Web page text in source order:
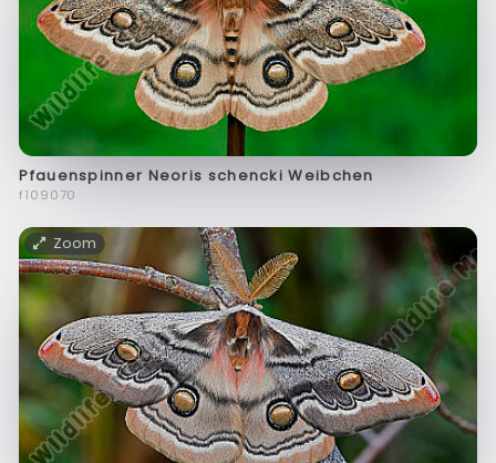
Pfauenspinner Neoris schencki Weibchen
f109070
Zoom